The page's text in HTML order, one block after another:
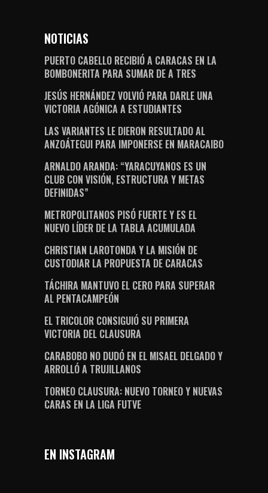
NOTICIAS
PUERTO CABELLO RECIBIÓ A CARACAS EN LA
BOMBONERITA PARA SUMAR DE A TRES
JESÚS HERNÁNDEZ VOLVIÓ PARA DARLE UNA
VICTORIA AGÓNICA A ESTUDIANTES
LAS VARIANTES LE DIERON RESULTADO AL
ANZOÁTEGUI PARA IMPONERSE EN MARACAIBO
ARNALDO ARANDA: “YARACUYANOS ES UN
CLUB CON VISIÓN, ESTRUCTURA Y METAS
DEFINIDAS”
METROPOLITANOS PISÓ FUERTE Y ES EL
NUEVO LÍDER DE LA TABLA ACUMULADA
CHRISTIAN LAROTONDA Y LA MISIÓN DE
CUSTODIAR LA PROPUESTA DE CARACAS
TÁCHIRA MANTUVO EL CERO PARA SUPERAR
AL PENTACAMPEÓN
EL TRICOLOR CONSIGUIÓ SU PRIMERA
VICTORIA DEL CLAUSURA
CARABOBO NO DUDÓ EN EL MISAEL DELGADO Y
ARROLLÓ A TRUJILLANOS
TORNEO CLAUSURA: NUEVO TORNEO Y NUEVAS
CARAS EN LA LIGA FUTVE
EN INSTAGRAM